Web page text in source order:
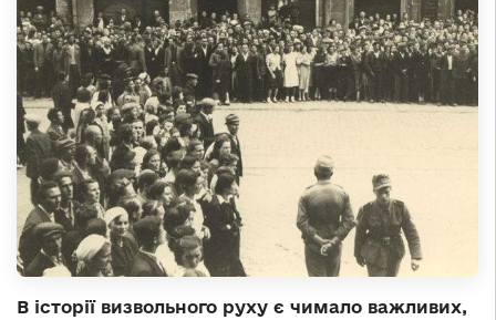
В історії визвольного руху є чимало важливих,